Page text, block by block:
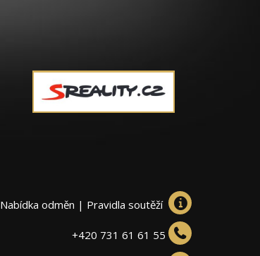
Nabídka odměn | Pravidla soutěží
+420 731 61 61 55